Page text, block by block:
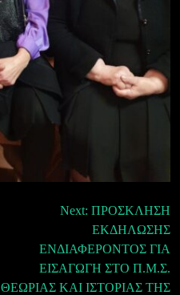
Next: ΠΡΟΣΚΛΗΣΗ
ΕΚΔΗΛΩΣΗΣ
ΕΝΔΙΑΦΕΡΟΝΤΟΣ ΓΙΑ
ΕΙΣΑΓΩΓΗ ΣΤΟ Π.Μ.Σ.
ΘΕΩΡΙΑΣ ΚΑΙ ΙΣΤΟΡΙΑΣ ΤΗΣ